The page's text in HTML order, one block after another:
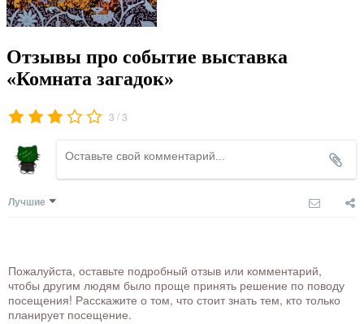
Отзывы про событие выставка
«Комната загадок»
3 /3
Лучшие
Пожалуйста, оставьте подробный отзыв или комментарий,
чтобы другим людям было проще принять решение по поводу
посещения! Расскажите о том, что стоит знать тем, кто только
планирует посещение.